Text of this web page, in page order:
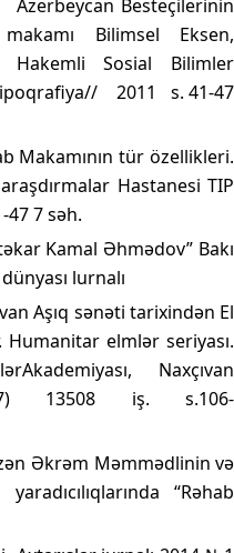
Azerbeycan Besteçilerinin
Bilimsel Eksen,
Hakemli Sosial Bilimler
2011
s. 41-47
Makamının tür özellikleri.
Hastanesi TIP
47 7 səh.
Kamal Əhmədov” Bakı
lurnalı
Aşıq sənəti tarixindən El
Humanitar elmlər seriyası.
Akademiyası, Naxçıvan
13508 iş. s.106-
Əkrəm Məmmədlinin və
yaradıcılıqlarında “Rəhab